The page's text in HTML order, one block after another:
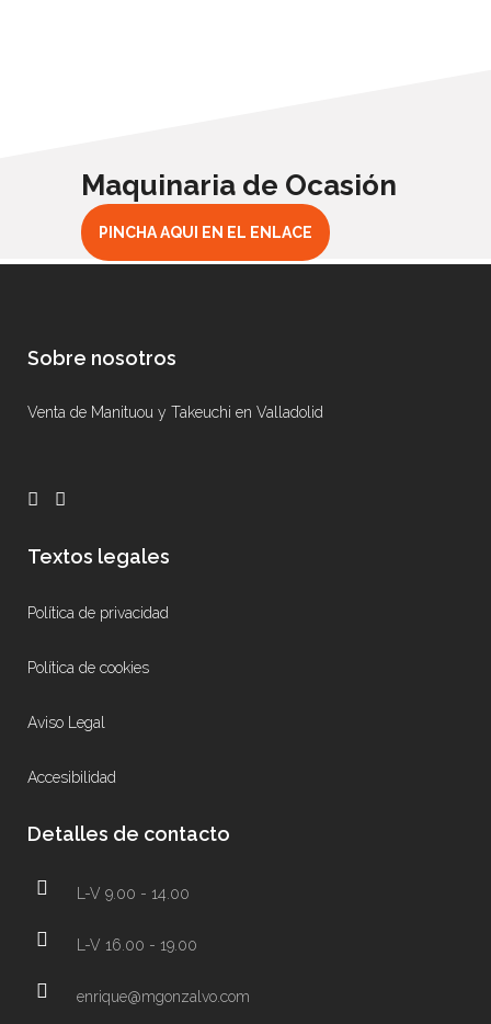
Maquinaria de Ocasión
PINCHA AQUI EN EL ENLACE
Sobre nosotros
Venta de Manituou y Takeuchi en Valladolid
Textos legales
Política de privacidad
Política de cookies
Aviso Legal
Accesibilidad
Detalles de contacto
L-V 9.00 - 14.00
L-V 16.00 - 19.00
enrique@mgonzalvo.com